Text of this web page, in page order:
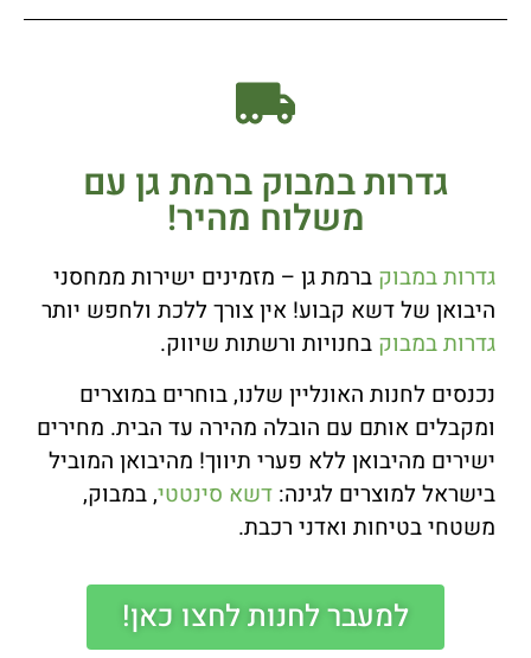
גדרות במבוק ברמת גן עם
משלוח מהיר!
גדרות במבוק ברמת גן – מזמינים ישירות ממחסני
היבואן של דשא קבוע! אין צורך ללכת ולחפש יותר
גדרות במבוק בחנויות ורשתות שיווק.
נכנסים לחנות האונליין שלנו, בוחרים במוצרים
ומקבלים אותם עם הובלה מהירה עד הבית. מחירים
ישירים מהיבואן ללא פערי תיווך! מהיבואן המוביל
בישראל למוצרים לגינה: דשא סינטטי, במבוק,
משטחי בטיחות ואדני רכבת.
למעבר לחנות לחצו כאן!